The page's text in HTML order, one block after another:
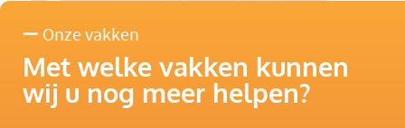
Onze vakken
Met welke vakken kunnen
wij u nog meer helpen?